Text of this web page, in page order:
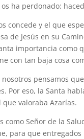
ha perdonado:
concede y el que
de Jesús en su
importancia como
con tan baja cosa
pensamos
Por eso, la Santa
valoraba Azarías.
como Señor de la
para que